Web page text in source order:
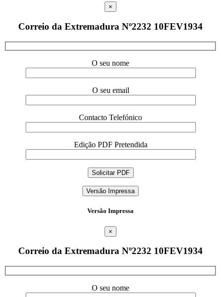
×
Correio da Extremadura Nº2232 10FEV1934
O seu nome
O seu email
Contacto Telefónico
Edição PDF Pretendida
Versão Impressa
Versão Impressa
×
Correio da Extremadura Nº2232 10FEV1934
O seu nome